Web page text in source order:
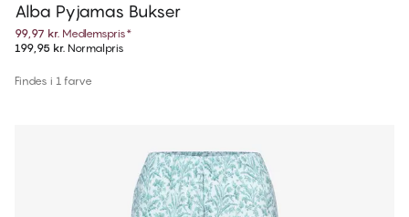
Alba Pyjamas Bukser
99,97 kr. Medlemspris*
199,95 kr. Normalpris
Findes i 1 farve